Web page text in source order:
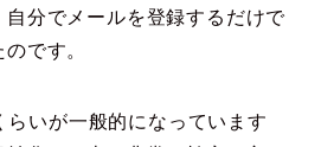
分でメールを登録するだけで
です。
いが一般的になっています